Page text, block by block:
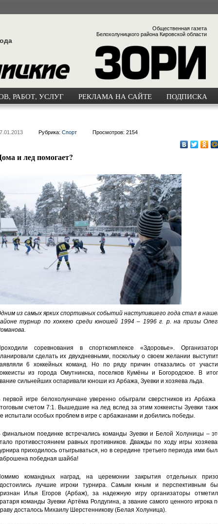
Общественная газета
Белохолуницкого района Кировской области
РАБОТ, УСЛУГ РЕКЛАМА НА САЙТЕ ПОДПИСКА
Рубрика: Спорт Просмотров: 2154
и лед помогает?
из самых ярких спортивных событий наступившего года стал в
турнир по хоккею среди юношей 1994 – 1996 г. р. на призы
соревнования в спорткомплексе «Здоровье».
сделать их двухдневными, поскольку о своем желании
6 хоккейных команд. Но по ряду причин отказались от
из города Омутнинска, поселков Кумёны и Богородское. В
сильнейших оспаривали юноши из Арбажа, Зуевки и хозяева льда.
первой игре белохолуничане уверенно обыграли сверстников из Арбажа
счетом 7:1. Вышедшие на лед вслед за этим хоккеисты Зуевки
испытали особых проблем в игре с арбажанами и добились победы.
финальном поединке встречались команды Зуевки и Белой Холуницы –
противостоянием равных противников. Дважды по ходу игры
приходилось отыгрываться, но в середине третьего периода ими
победная шайба!
командных наград, на церемонии закрытия отдельных
лучшие игроки турнира. Самым юным и перспективным
Илья Егоров (Арбаж), за надежную игру организаторы
команды Зуевки Артёма Ролдугина, а звание самого ценного игрока
досталось Михаилу Шерстенникову (Белая Холуница).